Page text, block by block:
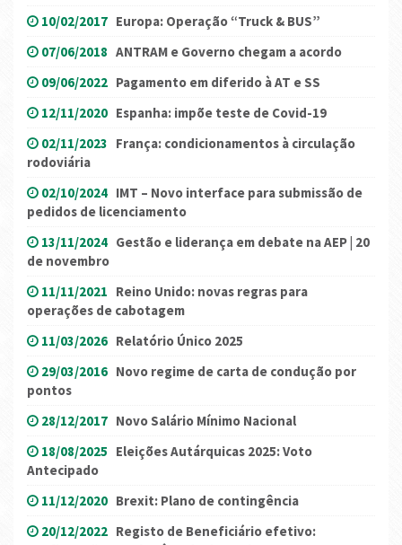
10/02/2017 Europa: Operação “Truck & BUS”
07/06/2018 ANTRAM e Governo chegam a acordo
09/06/2022 Pagamento em diferido à AT e SS
12/11/2020 Espanha: impõe teste de Covid-19
02/11/2023 França: condicionamentos à circulação
rodoviária
02/10/2024 IMT – Novo interface para submissão de
pedidos de licenciamento
13/11/2024 Gestão e liderança em debate na AEP | 20
de novembro
11/11/2021 Reino Unido: novas regras para
operações de cabotagem
11/03/2026 Relatório Único 2025
29/03/2016 Novo regime de carta de condução por
pontos
28/12/2017 Novo Salário Mínimo Nacional
18/08/2025 Eleições Autárquicas 2025: Voto
Antecipado
11/12/2020 Brexit: Plano de contingência
20/12/2022 Registo de Beneficiário efetivo: